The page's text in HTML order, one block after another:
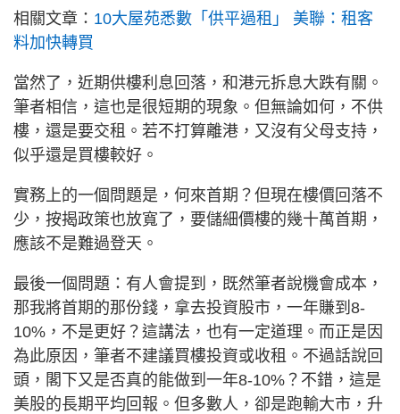
相關文章： 10大屋苑悉數「供平過租」 美聯：租客
料加快轉買
當然了，近期供樓利息回落，和港元拆息大跌有關。
筆者相信，這也是很短期的現象。但無論如何，不供
樓，還是要交租。若不打算離港，又沒有父母支持，
似乎還是買樓較好。
實務上的一個問題是，何來首期？但現在樓價回落不
少，按揭政策也放寬了，要儲細價樓的幾十萬首期，
應該不是難過登天。
最後一個問題：有人會提到，既然筆者說機會成本，
那我將首期的那份錢，拿去投資股市，一年賺到8-
10%，不是更好？這講法，也有一定道理。而正是因
為此原因，筆者不建議買樓投資或收租。不過話說回
頭，閣下又是否真的能做到一年8-10%？不錯，這是
美股的長期平均回報。但多數人，卻是跑輸大市，升